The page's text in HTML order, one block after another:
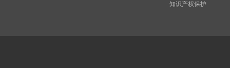
知识产权保护